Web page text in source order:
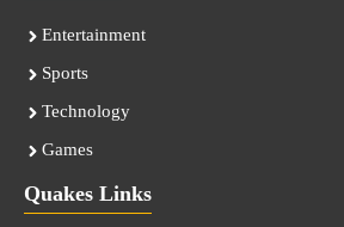
Entertainment
Sports
Technology
Games
Quakes Links